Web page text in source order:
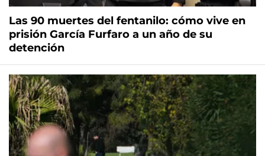
Las 90 muertes del fentanilo: cómo vive en
prisión García Furfaro a un año de su
detención